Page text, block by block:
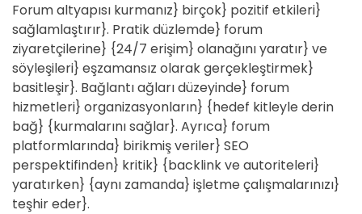
Forum altyapısı kurmanız} birçok} pozitif etkileri}
sağlamlaştırır}. Pratik düzlemde} forum
ziyaretçilerine} {24/7 erişim} olanağını yaratır} ve
söyleşileri} eşzamansız olarak gerçekleştirmek}
basitleşir}. Bağlantı ağları düzeyinde} forum
hizmetleri} organizasyonların} {hedef kitleyle derin
bağ} {kurmalarını sağlar}. Ayrıca} forum
platformlarında} birikmiş veriler} SEO
perspektifinden} kritik} {backlink ve autoriteleri}
yaratırken} {aynı zamanda} işletme çalışmalarınızı}
teşhir eder}.